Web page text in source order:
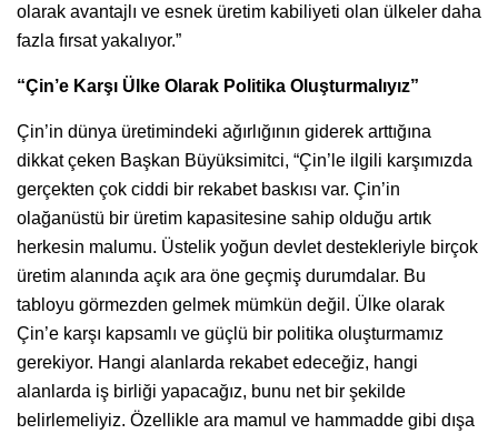
olarak avantajlı ve esnek üretim kabiliyeti olan ülkeler daha
fazla fırsat yakalıyor.”
“Çin’e Karşı Ülke Olarak Politika Oluşturmalıyız”
Çin’in dünya üretimindeki ağırlığının giderek arttığına
dikkat çeken Başkan Büyüksimitci, “Çin’le ilgili karşımızda
gerçekten çok ciddi bir rekabet baskısı var. Çin’in
olağanüstü bir üretim kapasitesine sahip olduğu artık
herkesin malumu. Üstelik yoğun devlet destekleriyle birçok
üretim alanında açık ara öne geçmiş durumdalar. Bu
tabloyu görmezden gelmek mümkün değil. Ülke olarak
Çin’e karşı kapsamlı ve güçlü bir politika oluşturmamız
gerekiyor. Hangi alanlarda rekabet edeceğiz, hangi
alanlarda iş birliği yapacağız, bunu net bir şekilde
belirlemeliyiz. Özellikle ara mamul ve hammadde gibi dışa